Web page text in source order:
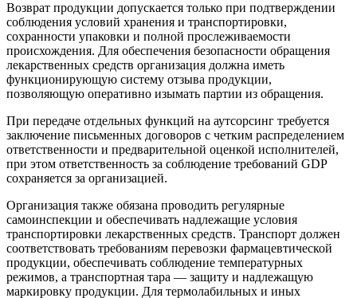
Возврат продукции допускается только при подтверждении
соблюдения условий хранения и транспортировки,
сохранности упаковки и полной прослеживаемости
происхождения. Для обеспечения безопасности обращения
лекарственных средств организация должна иметь
функционирующую систему отзыва продукции,
позволяющую оперативно изымать партии из обращения.
При передаче отдельных функций на аутсорсинг требуется
заключение письменных договоров с четким распределением
ответственности и предварительной оценкой исполнителей,
при этом ответственность за соблюдение требований GDP
сохраняется за организацией.
Организация также обязана проводить регулярные
самоинспекции и обеспечивать надлежащие условия
транспортировки лекарственных средств. Транспорт должен
соответствовать требованиям перевозки фармацевтической
продукции, обеспечивать соблюдение температурных
режимов, а транспортная тара — защиту и надлежащую
маркировку продукции. Для термолабильных и иных